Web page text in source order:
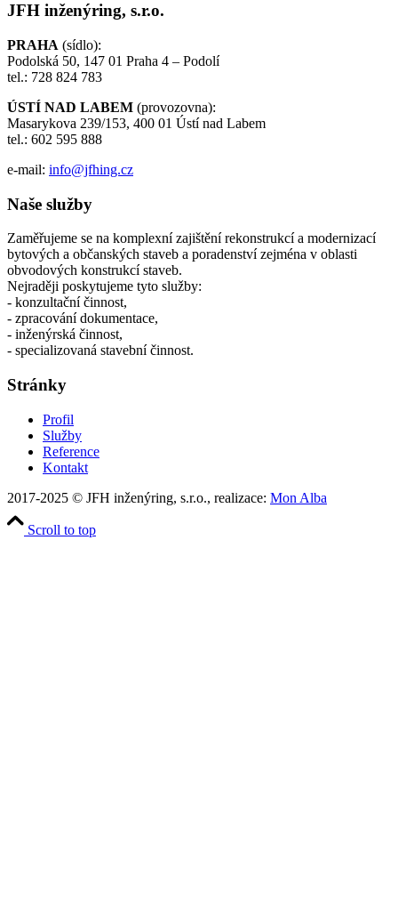
JFH inženýring, s.r.o.
PRAHA (sídlo):
Podolská 50, 147 01 Praha 4 – Podolí
tel.: 728 824 783
ÚSTÍ NAD LABEM (provozovna):
Masarykova 239/153, 400 01 Ústí nad Labem
tel.: 602 595 888
e-mail: info@jfhing.cz
Naše služby
Zaměřujeme se na komplexní zajištění rekonstrukcí a modernizací
bytových a občanských staveb a poradenství zejména v oblasti
obvodových konstrukcí staveb.
Nejraději poskytujeme tyto služby:
- konzultační činnost,
- zpracování dokumentace,
- inženýrská činnost,
- specializovaná stavební činnost.
Stránky
Profil
Služby
Reference
Kontakt
2017-2025 © JFH inženýring, s.r.o., realizace: Mon Alba
Scroll to top